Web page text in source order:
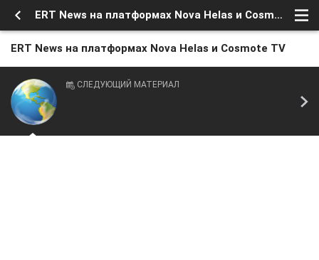
ERT News на платформах Nova Helas и Cosmote TV
ERT News на платформах Nova Helas и Cosmote TV
СЛЕДУЮЩИЙ МАТЕРИАЛ